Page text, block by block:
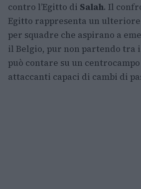
contro l’Egitto di Salah. Il
Egitto rappresenta un
per squadre che aspirano a
il Belgio, pur non partendo tra
può contare su un
attaccanti capaci di cambi di